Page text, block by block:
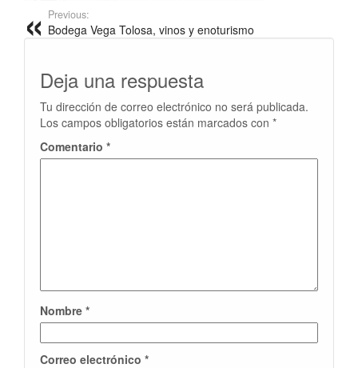
Previous:
Bodega Vega Tolosa, vinos y enoturismo
Deja una respuesta
Tu dirección de correo electrónico no será publicada.
Los campos obligatorios están marcados con *
Comentario *
Nombre *
Correo electrónico *